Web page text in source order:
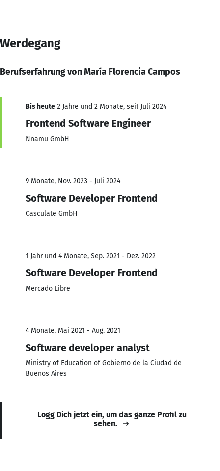
Werdegang
Berufserfahrung von María Florencia Campos
Bis heute 2 Jahre und 2 Monate, seit Juli 2024
Frontend Software Engineer
Nnamu GmbH
9 Monate, Nov. 2023 - Juli 2024
Software Developer Frontend
Casculate GmbH
1 Jahr und 4 Monate, Sep. 2021 - Dez. 2022
Software Developer Frontend
Mercado Libre
4 Monate, Mai 2021 - Aug. 2021
Software developer analyst
Ministry of Education of Gobierno de la Ciudad de
Buenos Aires
Logg Dich jetzt ein, um das ganze Profil zu
sehen.